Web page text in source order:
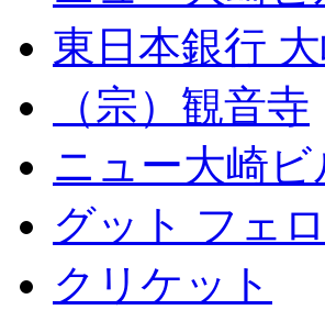
東日本銀行
（宗）観音寺
ニュー大崎ビ
グット フェ
クリケット